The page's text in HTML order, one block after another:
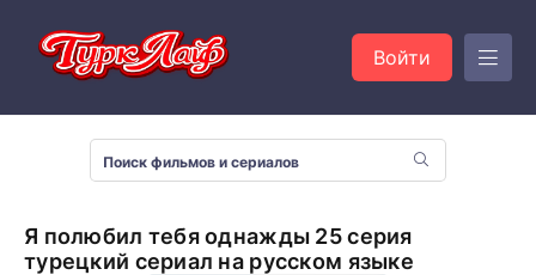
Войти
Я полюбил тебя однажды 25 серия
турецкий сериал на русском языке